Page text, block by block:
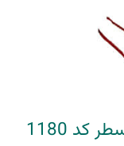
1180